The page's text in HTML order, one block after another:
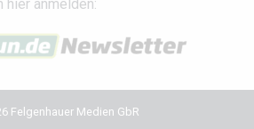
hier anmelden:
Felgenhauer Medien GbR